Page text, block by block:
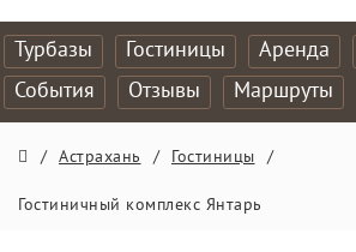
Турбазы Гостиницы Аренда
События
Отзывы Маршруты
/ Астрахань / Гостиницы /
Гостиничный комплекс Янтарь